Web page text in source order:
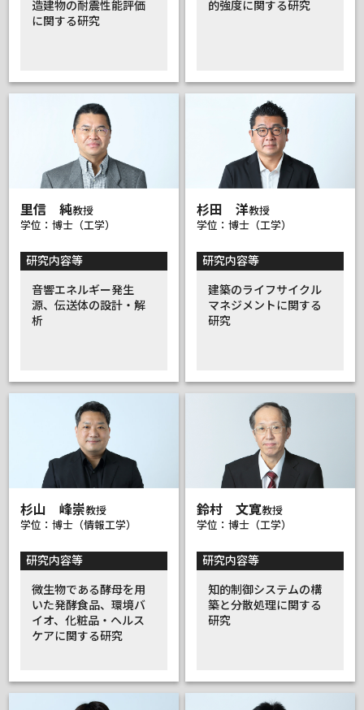
造建物の耐震性能評価
に関する研究
的強度に関する研究
里信 純教授
学位：博士（工学）
研究内容等
音響エネルギー発生
源、伝送体の設計・解
析
杉田 洋教授
学位：博士（工学）
研究内容等
建築のライフサイクル
マネジメントに関する
研究
杉山 峰崇教授
学位：博士（情報工学）
研究内容等
微生物である酵母を用
いた発酵食品、環境バ
イオ、化粧品・ヘルス
ケアに関する研究
鈴村 文寛教授
学位：博士（工学）
研究内容等
知的制御システムの構
築と分散処理に関する
研究